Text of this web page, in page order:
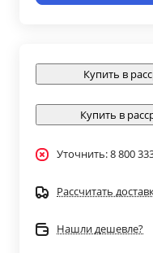
Купить в
Купить в
Уточнить: 8 800
Рассчитать
Нашли дешевле?